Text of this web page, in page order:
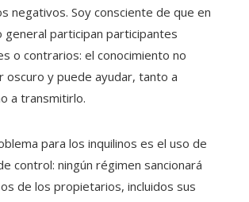
negativos. Soy consciente de que en
participan participantes
o contrarios: el conocimiento no
oscuro y puede ayudar, tanto a
a transmitirlo.
para los inquilinos es el uso de
control: ningún régimen sancionará
de los propietarios, incluidos sus